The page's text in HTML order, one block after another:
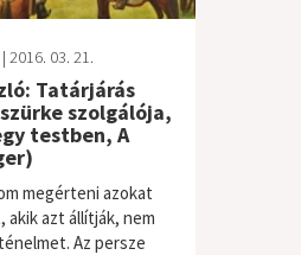
| 2016. 03. 21.
Tatárjárás
szolgálója,
testben, A
megérteni azokat
akik azt állítják, nem
Az persze